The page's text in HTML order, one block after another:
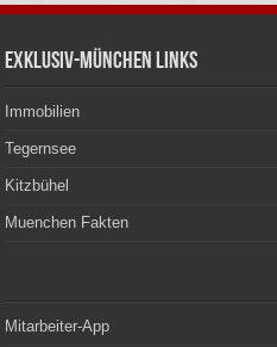
Exklusiv-München Links
Immobilien
Tegernsee
Kitzbühel
Muenchen Fakten
Mitarbeiter-App